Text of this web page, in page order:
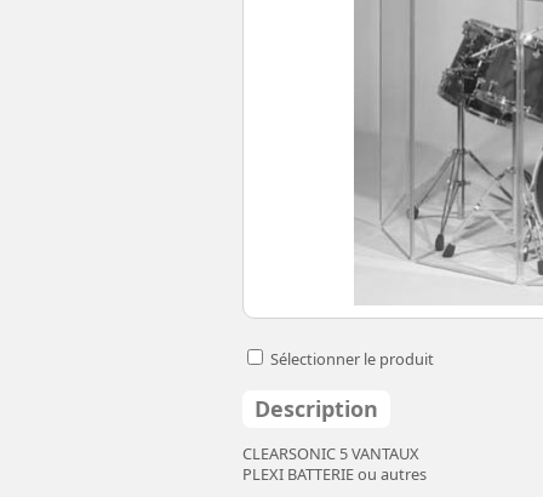
Sélectionner le produit
Description
CLEARSONIC 5 VANTAUX
PLEXI BATTERIE ou autres